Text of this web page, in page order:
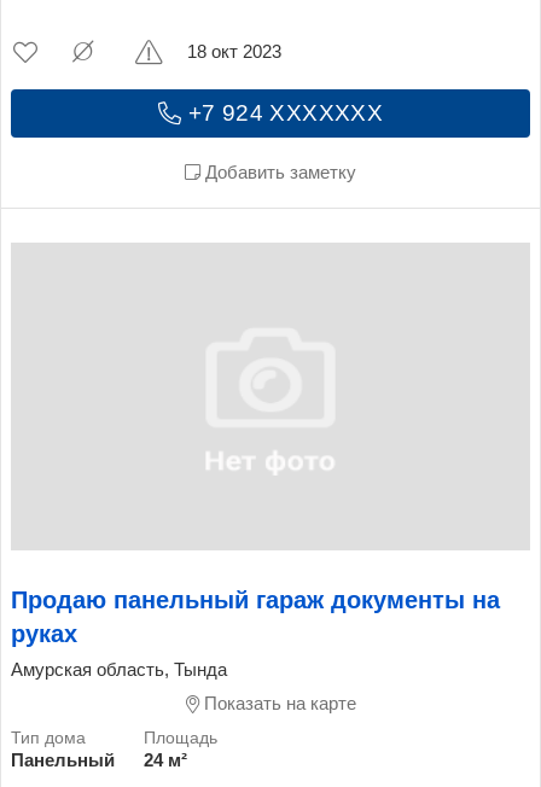
+7 924 XXXXXXX
Добавить заметку
18 окт 2023
Продаю панельный гараж документы на
руках
Амурская область, Тында
Показать на карте
Панельный 24 м²